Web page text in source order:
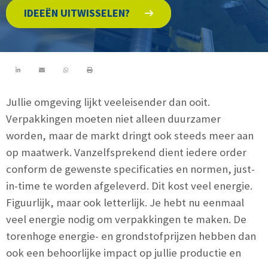
IDEEËN UITWISSELEN?
Jullie omgeving lijkt veeleisender dan ooit.
Verpakkingen moeten niet alleen duurzamer
worden, maar de markt dringt ook steeds meer aan
op maatwerk. Vanzelfsprekend dient iedere order
conform de gewenste specificaties en normen, just-
in-time te worden afgeleverd. Dit kost veel energie.
Figuurlijk, maar ook letterlijk. Je hebt nu eenmaal
veel energie nodig om verpakkingen te maken. De
torenhoge energie- en grondstofprijzen hebben dan
ook een behoorlijke impact op jullie productie en